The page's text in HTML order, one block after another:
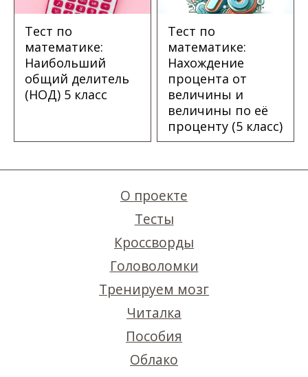
Тест по
математике:
Наибольший
общий делитель
(НОД) 5 класс
Тест по
математике:
Нахождение
процента от
величины и
величины по её
проценту (5 класс)
О проекте
Тесты
Кроссворды
Головоломки
Тренируем мозг
Читалка
Пособия
Облако